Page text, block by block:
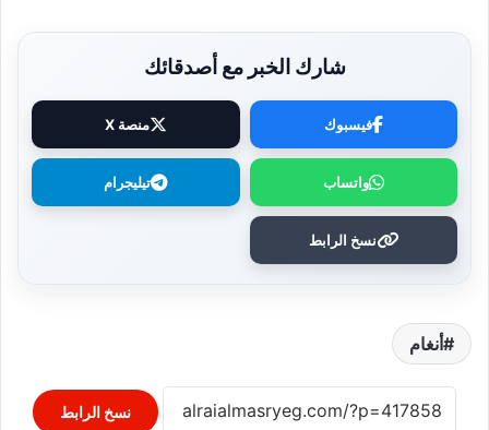
شارك الخبر مع أصدقائك
فيسبوك منصة X
واتساب تيليجرام
نسخ الرابط
أنغام
نسخ الرابط